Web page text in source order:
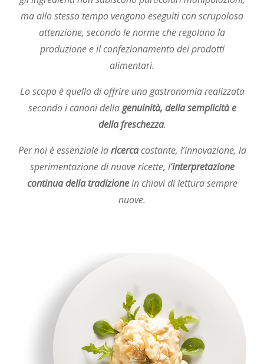
ma allo stesso tempo vengono eseguiti con scrupolosa
attenzione, secondo le norme che regolano la
produzione e il confezionamento dei prodotti
alimentari.
Lo scopo è quello di offrire una gastronomia realizzata
secondo i canoni dellagenuinità, della semplicità e
della freschezza.
Per noi è essenziale laricercacostante, l’innovazione, la
sperimentazione di nuove ricette, l’interpretazione
continua della tradizionein chiavi di lettura sempre
nuove.